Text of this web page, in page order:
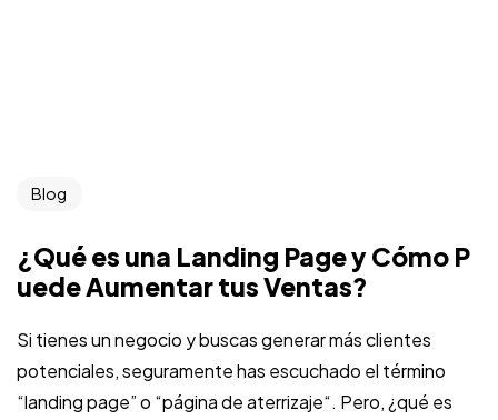
Blog
¿Qué es una Landing Page y Cómo P
uede Aumentar tus Ventas?
Si tienes un negocio y buscas generar más clientes
potenciales, seguramente has escuchado el término
“landing page” o “página de aterrizaje“. Pero, ¿qué es